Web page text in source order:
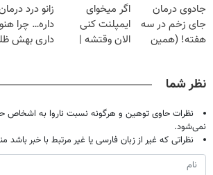
تحمل میکنی؟❗
خانگی
جادوی درمان
جای زخم در سه
هفته! (همین
اگر میخوای
ایمپلنت کنی
الان وقتشه |
زانو درد
داره… چرا
داری بهش
نظر شما
نظرات حاوی توهین و هرگونه نسبت ناروا به اشخاص
نمی‌شود.
نظراتی که غیر از زبان فارسی یا غیر مرتبط با خبر